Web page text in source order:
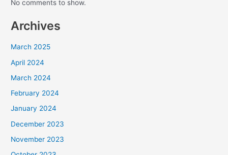
No comments to show.
Archives
March 2025
April 2024
March 2024
February 2024
January 2024
December 2023
November 2023